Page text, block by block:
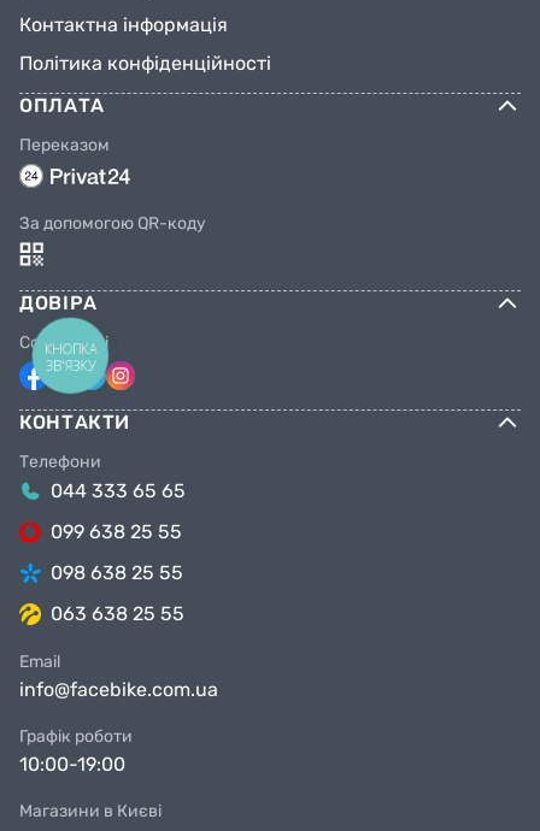
Контактна інформація
Політика конфіденційності
ОПЛАТА
Переказом
За допомогою QR-коду
ДОВІРА
Соцмережі
КОНТАКТИ
Телефони
044 333 65 65
099 638 25 55
098 638 25 55
063 638 25 55
Email
info@facebike.com.ua
Графік роботи
10:00-19:00
Магазини в Києві
КНОПКА
ЗВ'ЯЗКУ